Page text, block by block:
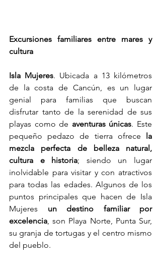
Excursiones familiares entre mares y
cultura
Isla Mujeres. Ubicada a 13 kilómetros
de la costa de Cancún, es un lugar
genial para familias que buscan
disfrutar tanto de la serenidad de sus
playas como de aventuras únicas. Este
pequeño pedazo de tierra ofrece la
mezcla perfecta de belleza natural,
cultura e historia; siendo un lugar
inolvidable para visitar y con atractivos
para todas las edades. Algunos de los
puntos principales que hacen de Isla
Mujeres un destino familiar por
excelencia , son Playa Norte, Punta Sur,
su granja de tortugas y el centro mismo
del pueblo.